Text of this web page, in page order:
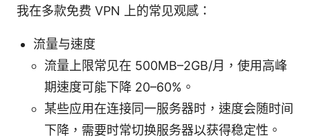
我在多款免费 VPN 上的常见观感：
流量与速度
流量上限常见在 500MB–2GB/月，使用高峰
期速度可能下降 20–60%。
某些应用在连接同一服务器时，速度会随时间
下降，需要时常切换服务器以获得稳定性。